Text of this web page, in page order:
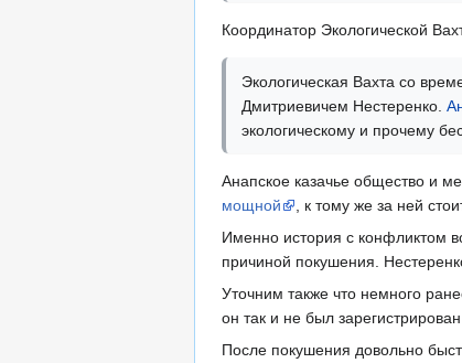
Координатор Экологической
Экологическая Вахта со
Дмитриевичем Нестеренко.
экологическому и прочему
Анапское казачье общество и
мощной
, к тому же за ней
Именно история с конфликтом
причиной покушения.
Уточним также что немного
он так и не был
После покушения довольно